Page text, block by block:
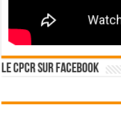
Le CPCR sur Facebook